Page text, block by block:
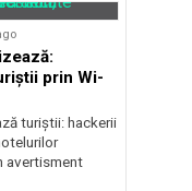
prin Wi-
turiștii: hackerii
avertisment